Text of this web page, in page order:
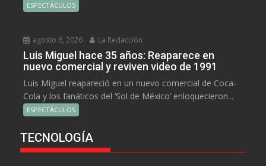
ESPECTÁCULOS
agosto 6, 2026 La Redacción
Luis Miguel hace 35 años: Reaparece en
nuevo comercial y reviven video de 1991
Luis Miguel reapareció en un nuevo comercial de Coca-
Cola y los fanáticos del ‘Sol de México’ enloquecieron...
ESPECTÁCULOS
TECNOLOGÍA